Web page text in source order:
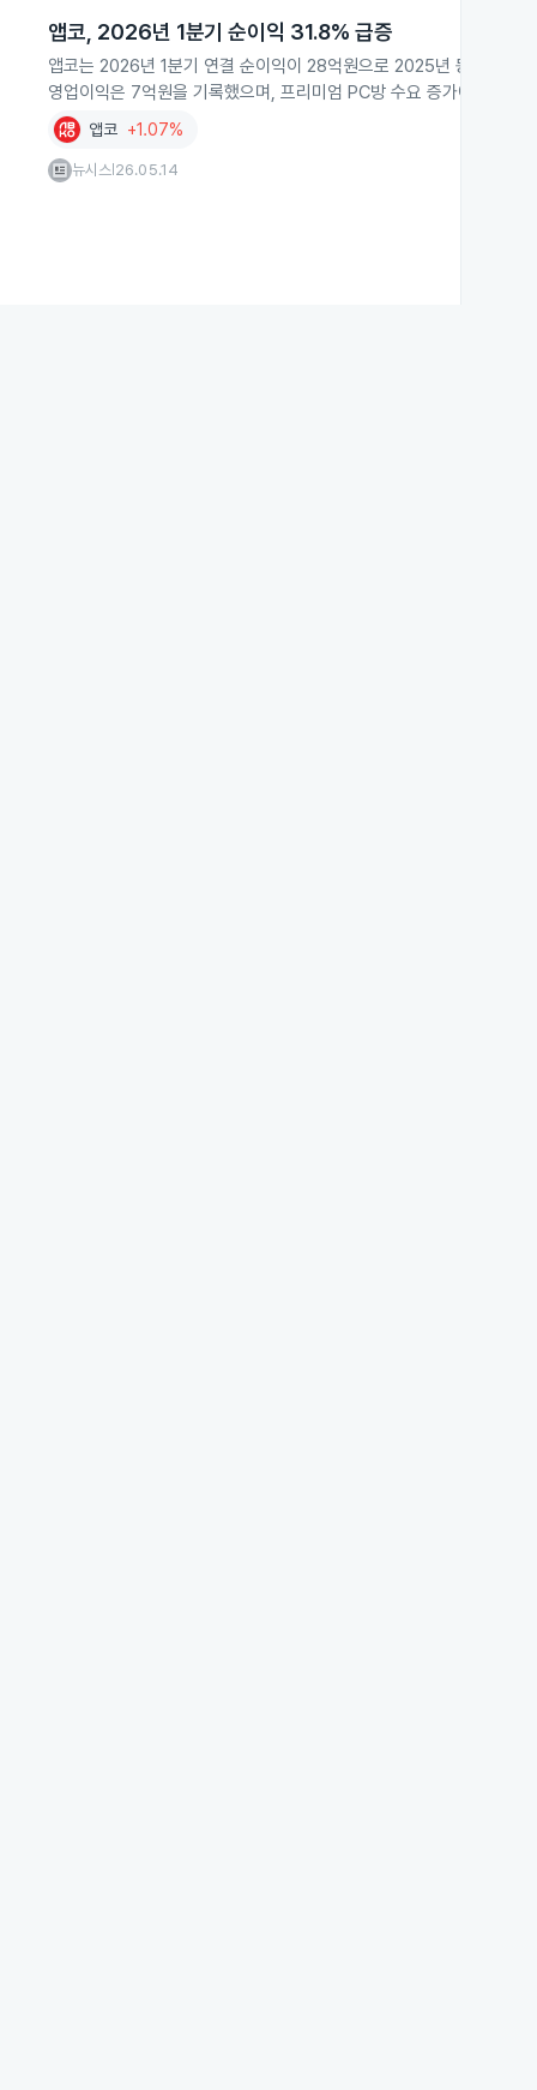
앱코, 2026년 1분기 순이익 31.8% 급증
앱코는 2026년 1분기 연결 순이익이 28억원으로 2025년 동기 대비
영업이익은 7억원을 기록했으며, 프리미엄 PC방 수요 증가에 맞춰
앱코 +1.07%
뉴시스 26.05.14